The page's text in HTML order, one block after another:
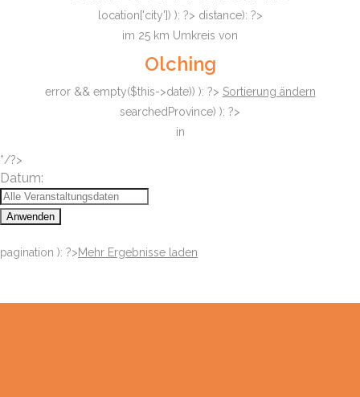
location['city']) ): ?> distance): ?>
im 25 km Umkreis von
Olching
error && empty($this->date)) ): ?> Sortierung ändern
searchedProvince) ): ?>
in
*/?>
Datum:
Anwenden
pagination ): ?>Mehr Ergebnisse laden